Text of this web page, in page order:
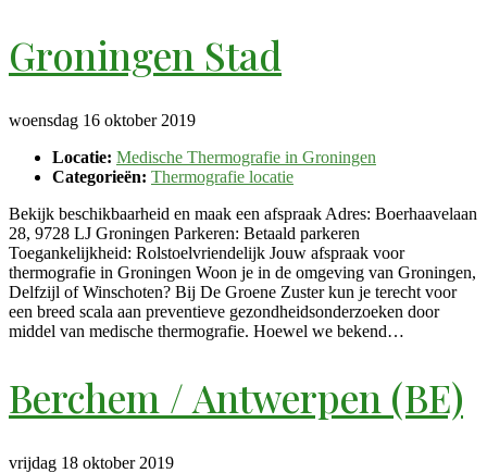
Groningen Stad
woensdag 16 oktober 2019
Locatie: Medische Thermografie in Groningen
Categorieën: Thermografie locatie
Bekijk beschikbaarheid en maak een afspraak Adres: Boerhaavelaan
28, 9728 LJ Groningen Parkeren: Betaald parkeren
Toegankelijkheid: Rolstoelvriendelijk Jouw afspraak voor
thermografie in Groningen Woon je in de omgeving van Groningen,
Delfzijl of Winschoten? Bij De Groene Zuster kun je terecht voor
een breed scala aan preventieve gezondheidsonderzoeken door
middel van medische thermografie. Hoewel we bekend…
Berchem / Antwerpen (BE)
vrijdag 18 oktober 2019